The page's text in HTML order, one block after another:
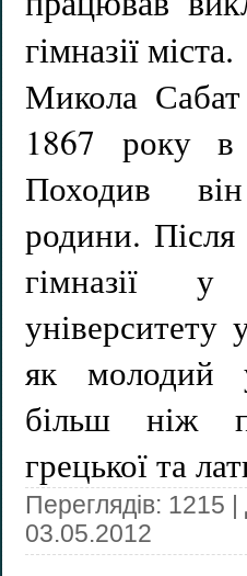
гімназії міста.
Микола
1867 року в
Походив
родини. Після
гімназії у
як молодий
більш ніж
грецької та
Переглядів: 1215
03.05.2012